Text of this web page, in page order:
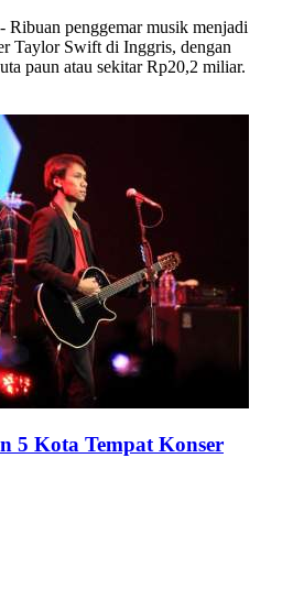
penggemar musik menjadi
Taylor Swift di Inggris, dengan
paun atau sekitar Rp20,2 miliar.
5 Kota Tempat Konser